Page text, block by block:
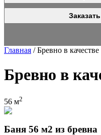
Главная /Бревно в качестве
Бревно в
56 м2
Баня 56 м2 из бревна